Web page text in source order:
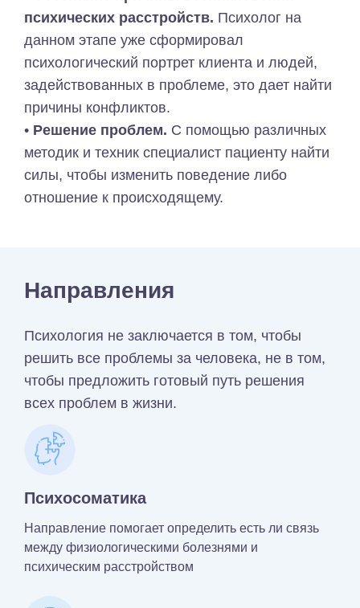
психических расстройств. Психолог на
данном этапе уже сформировал
психологический портрет клиента и людей,
задействованных в проблеме, это дает найти
причины конфликтов.
• Решение проблем. С помощью различных
методик и техник специалист пациенту найти
силы, чтобы изменить поведение либо
отношение к происходящему.
Направления
Психология не заключается в том, чтобы
решить все проблемы за человека, не в том,
чтобы предложить готовый путь решения
всех проблем в жизни.
Психосоматика
Направление помогает определить есть ли связь
между физиологическими болезнями и
психическим расстройством